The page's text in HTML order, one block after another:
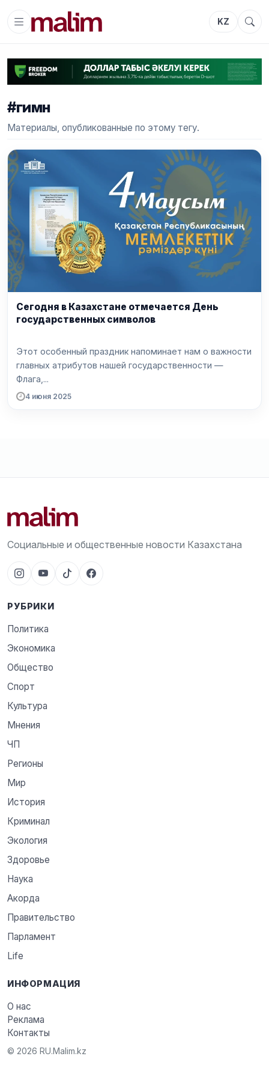
KZ
#гимн
Материалы, опубликованные по этому тегу.
Сегодня в Казахстане отмечается День
государственных символов
Этот особенный праздник напоминает нам о важности
главных атрибутов нашей государственности —
Флага,...
4 июня 2025
Социальные и общественные новости Казахстана
РУБРИКИ
Политика
Экономика
Общество
Спорт
Культура
Мнения
ЧП
Регионы
Мир
История
Криминал
Экология
Здоровье
Наука
Акорда
Правительство
Парламент
Life
ИНФОРМАЦИЯ
О нас
Реклама
Контакты
© 2026 RU.Malim.kz